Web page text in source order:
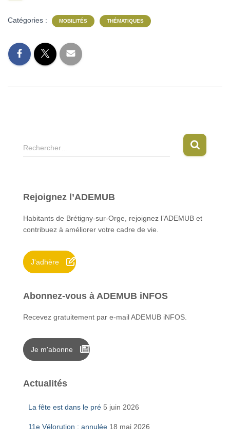
Catégories : MOBILITÉS THÉMATIQUES
R
e
r
h
e
:
Rechercher…
Rejoignez l’ADEMUB
Habitants de Brétigny-sur-Orge, rejoignez l’ADEMUB et
contribuez à améliorer votre cadre de vie.
J'adhère
Abonnez-vous à ADEMUB iNFOS
Recevez gratuitement par e-mail ADEMUB iNFOS.
Je m'abonne
Actualités
La fête est dans le pré 5 juin 2026
11e Vélorution : annulée 18 mai 2026